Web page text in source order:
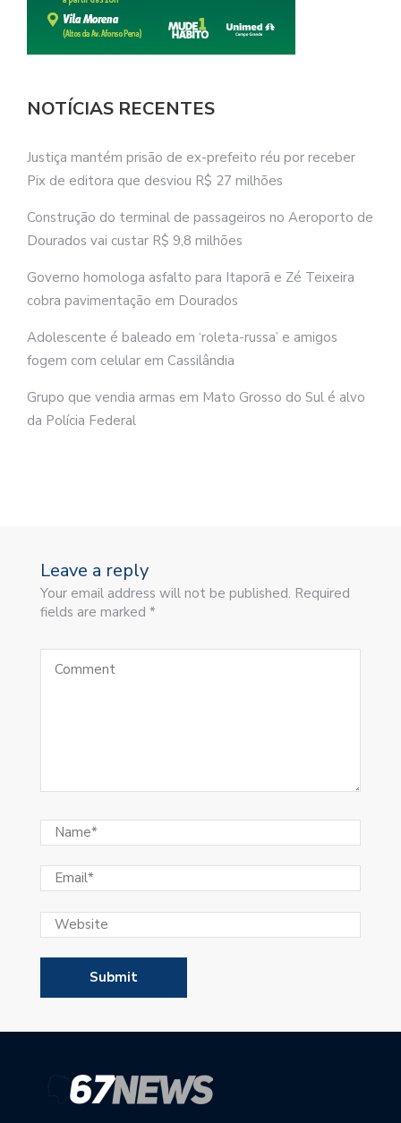
NOTÍCIAS RECENTES
Justiça mantém prisão de ex-prefeito réu por receber
Pix de editora que desviou R$ 27 milhões
Construção do terminal de passageiros no Aeroporto de
Dourados vai custar R$ 9,8 milhões
Governo homologa asfalto para Itaporã e Zé Teixeira
cobra pavimentação em Dourados
Adolescente é baleado em ‘roleta-russa’ e amigos
fogem com celular em Cassilândia
Grupo que vendia armas em Mato Grosso do Sul é alvo
da Polícia Federal
Leave a reply
Your email address will not be published. Required
fields are marked *